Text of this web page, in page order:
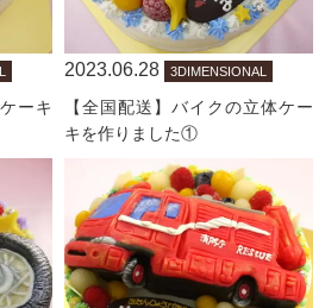
ーキ
2023.06.28 3DIMENSIONAL
【全国配送】バイクの立体ケー
キを作りました①